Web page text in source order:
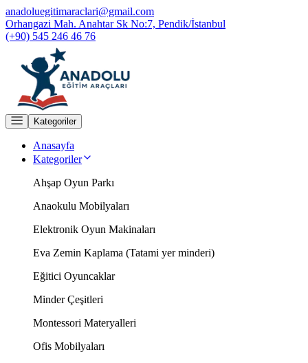
anadoluegitimaraclari@gmail.com
Orhangazi Mah. Anahtar Sk No:7, Pendik/İstanbul
(+90) 545 246 46 76
Kategoriler
Anasayfa
Kategoriler
Ahşap Oyun Parkı
Anaokulu Mobilyaları
Elektronik Oyun Makinaları
Eva Zemin Kaplama (Tatami yer minderi)
Eğitici Oyuncaklar
Minder Çeşitleri
Montessori Materyalleri
Ofis Mobilyaları